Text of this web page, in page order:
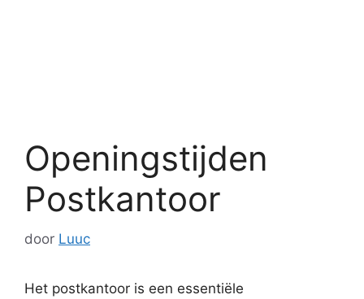
Openingstijden
Postkantoor
door Luuc
Het postkantoor is een essentiële